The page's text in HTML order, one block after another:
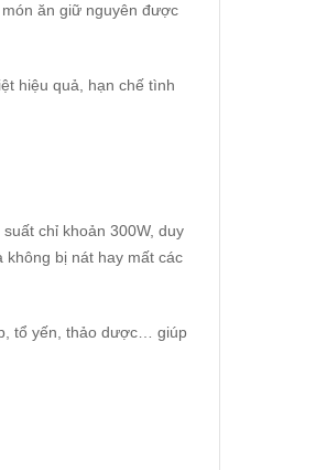
ăn giữ nguyên được
hiệu quả, hạn chế tình
chỉ khoản 300W, duy
bị nát hay mất các
tổ yến, thảo dược… giúp